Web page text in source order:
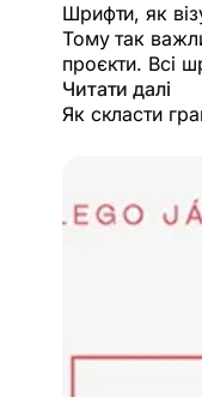
Шрифти, як
Тому так
проєкти. Всі
Читати далі
Як скласти